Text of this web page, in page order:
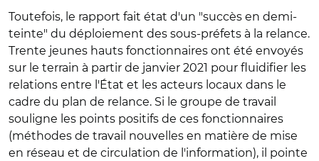
Toutefois, le rapport fait état d'un "succès en demi-
teinte" du déploiement des sous-préfets à la relance.
Trente jeunes hauts fonctionnaires ont été envoyés
sur le terrain à partir de janvier 2021 pour fluidifier les
relations entre l'État et les acteurs locaux dans le
cadre du plan de relance. Si le groupe de travail
souligne les points positifs de ces fonctionnaires
(méthodes de travail nouvelles en matière de mise
en réseau et de circulation de l'information), il pointe